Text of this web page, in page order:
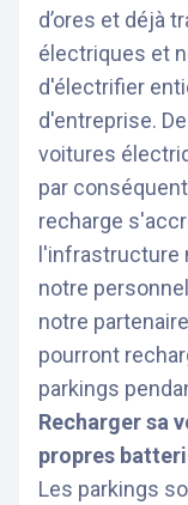
d’ores et déjà
électriques et
d'électrifier
d'entreprise.
voitures
par
recharge
l'infrastructure
notre
notre
pourront
parkings
Recharger sa
propres
Les parkings